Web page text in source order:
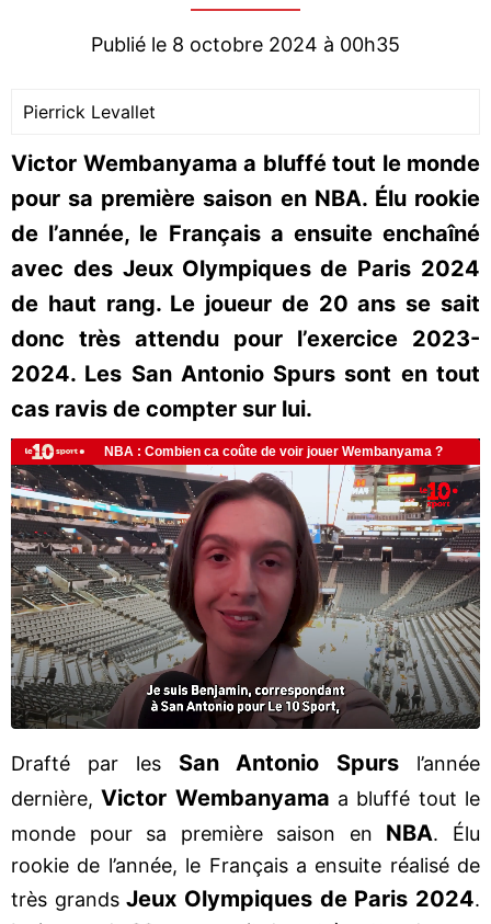
Publié le 8 octobre 2024 à 00h35
Pierrick Levallet
Victor Wembanyama a bluffé tout le monde
pour sa première saison en NBA. Élu rookie
de l’année, le Français a ensuite enchaîné
avec des Jeux Olympiques de Paris 2024
de haut rang. Le joueur de 20 ans se sait
donc très attendu pour l’exercice 2023-
2024. Les San Antonio Spurs sont en tout
cas ravis de compter sur lui.
Drafté par les San Antonio Spurs
l’année
dernière,Victor Wembanyama a bluffé tout le
monde pour sa première saison en NBA. Élu
rookie de l’année, le Français a ensuite réalisé de
très grandsJeux Olympiques de Paris 2024.